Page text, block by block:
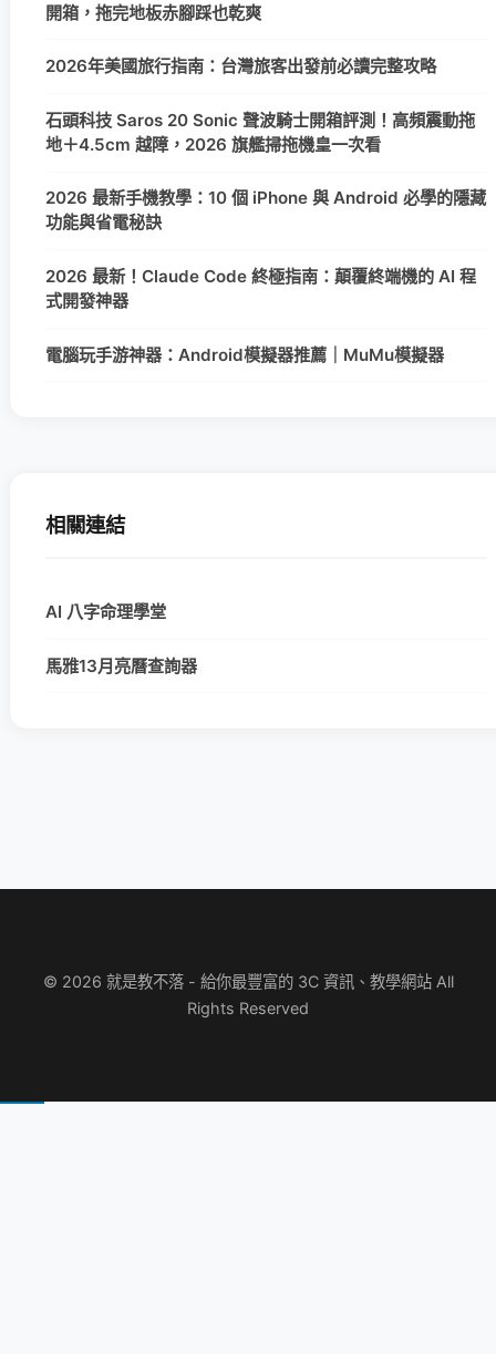
開箱，拖完地板赤腳踩也乾爽
2026年美國旅行指南：台灣旅客出發前必讀完整攻略
石頭科技 Saros 20 Sonic 聲波騎士開箱評測！高頻震動拖
地＋4.5cm 越障，2026 旗艦掃拖機皇一次看
2026 最新手機教學：10 個 iPhone 與 Android 必學的隱藏
功能與省電秘訣
2026 最新！Claude Code 終極指南：顛覆終端機的 AI 程
式開發神器
電腦玩手游神器：Android模擬器推薦｜MuMu模擬器
相關連結
AI 八字命理學堂
馬雅13月亮曆查詢器
© 2026 就是教不落 - 給你最豐富的 3C 資訊、教學網站 All
Rights Reserved